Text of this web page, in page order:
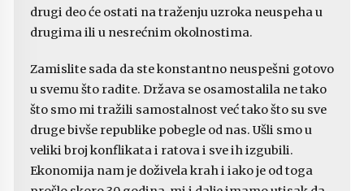
drugi deo će ostati na traženju uzroka neuspeha u
drugima ili u nesrećnim okolnostima.
Zamislite sada da ste konstantno neuspešni gotovo
u svemu što radite. Država se osamostalila ne tako
što smo mi tražili samostalnost već tako što su sve
druge bivše republike pobegle od nas. Ušli smo u
veliki broj konflikata i ratova i sve ih izgubili.
Ekonomija nam je doživela krah i iako je od toga